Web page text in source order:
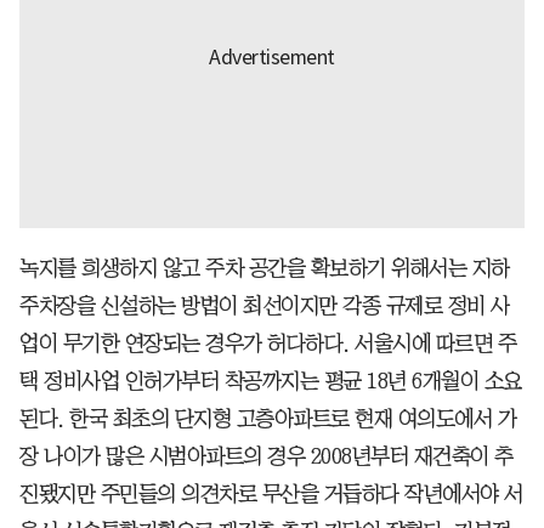
녹지를 희생하지 않고 주차 공간을 확보하기 위해서는 지하
주차장을 신설하는 방법이 최선이지만 각종 규제로 정비 사
업이 무기한 연장되는 경우가 허다하다. 서울시에 따르면 주
택 정비사업 인허가부터 착공까지는 평균 18년 6개월이 소요
된다. 한국 최초의 단지형 고층아파트로 현재 여의도에서 가
장 나이가 많은 시범아파트의 경우 2008년부터 재건축이 추
진됐지만 주민들의 의견차로 무산을 거듭하다 작년에서야 서